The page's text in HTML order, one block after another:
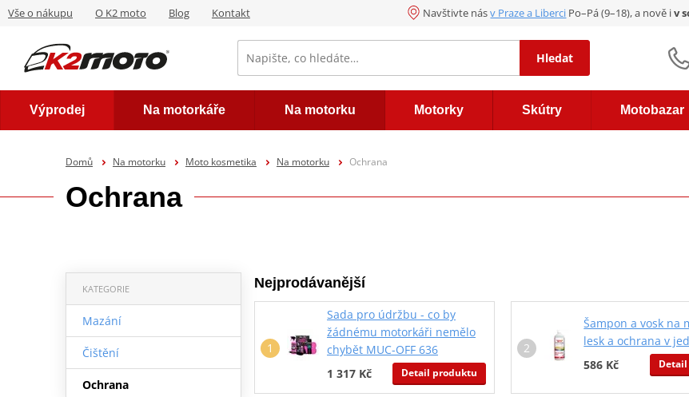
Vše o nákupu O K2 moto Blog Kontakt Navštivte násv Praze a Liberci Po–Pá (9–18), a nově iv
Hledat
Výprodej Na motorkáře Na motorku Motorky Skútry Motobazar
Domů Na motorku Moto kosmetika Na motorku Ochrana
Ochrana
Nejprodávanější
Sada pro údržbu - co by
žádnému motorkáři nemělo
chybět MUC-OFF 636
1 317 Kč
Detail produktu
Šampon a vosk na
lesk a ochrana v
586 Kč
KATEGORIE
Mazání
Čištění
Ochrana